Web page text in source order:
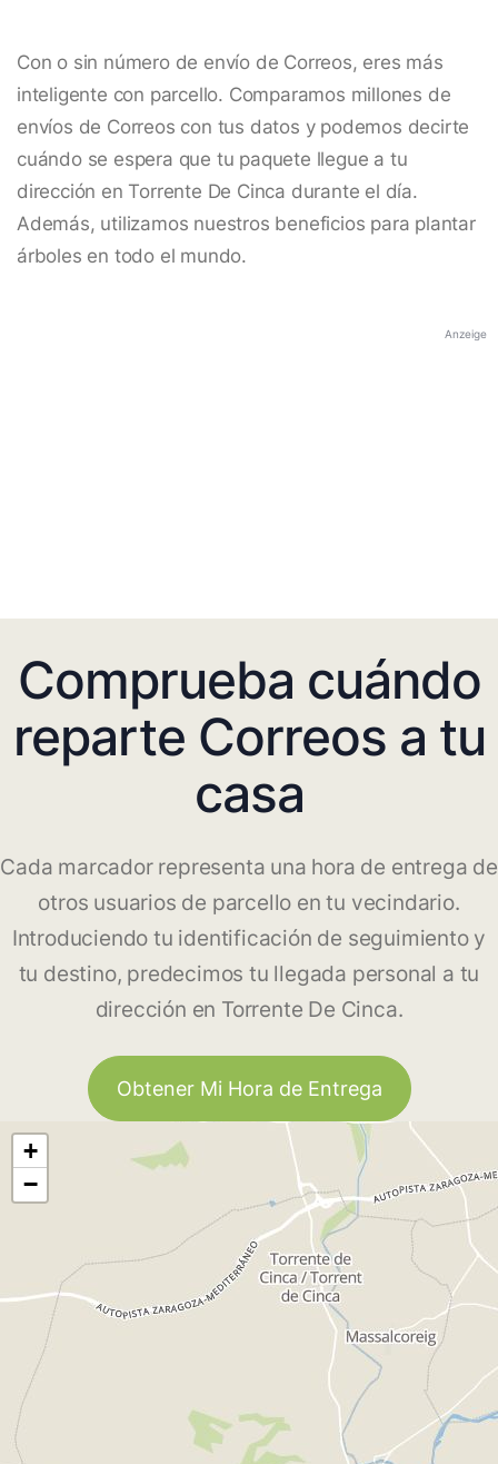
Con o sin número de envío de Correos, eres más
inteligente con parcello. Comparamos millones de
envíos de Correos con tus datos y podemos decirte
cuándo se espera que tu paquete llegue a tu
dirección en Torrente De Cinca durante el día.
Además, utilizamos nuestros beneficios para plantar
árboles en todo el mundo.
Anzeige
Comprueba cuándo
reparte Correos a tu
casa
Cada marcador representa una hora de entrega de
otros usuarios de parcello en tu vecindario.
Introduciendo tu identificación de seguimiento y
tu destino, predecimos tu llegada personal a tu
dirección en Torrente De Cinca.
Obtener Mi Hora de Entrega
+
−